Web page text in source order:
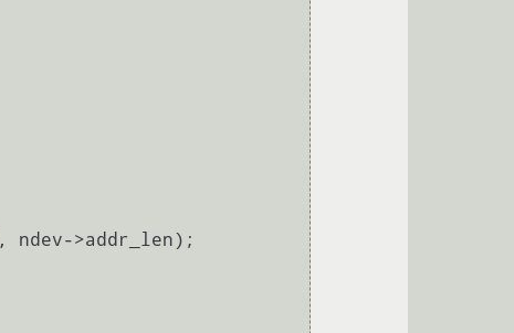
, ndev->addr_len);